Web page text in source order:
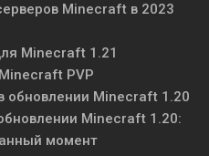
Minecraft в 2023
Minecraft 1.21
PVP
Minecraft 1.20
Minecraft 1.20:
момент